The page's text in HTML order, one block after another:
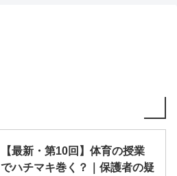
【最新・第10回】体育の授業
でハチマキ巻く？｜保護者の疑